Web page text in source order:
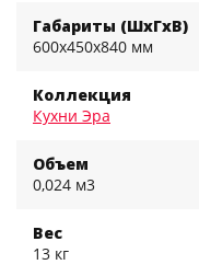
Габариты (ШхГхВ)
600x450x840 мм
Коллекция
Кухни Эра
Объем
0,024 м3
Вес
13 кг